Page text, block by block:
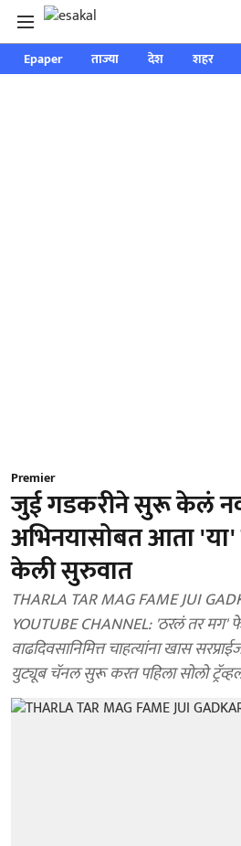
Epaper ताज्या देश शहर
Premier
जुई गडकरीने सुरू केलं
अभिनयासोबत आता 'या'
केली सुरुवात
THARLA TAR MAG FAME JUI
YOUTUBE CHANNEL: 'ठरलं तर मग'
वाढदिवसानिमित्त चाहत्यांना खास
युट्यूब चॅनल सुरू करत पहिला सोलो